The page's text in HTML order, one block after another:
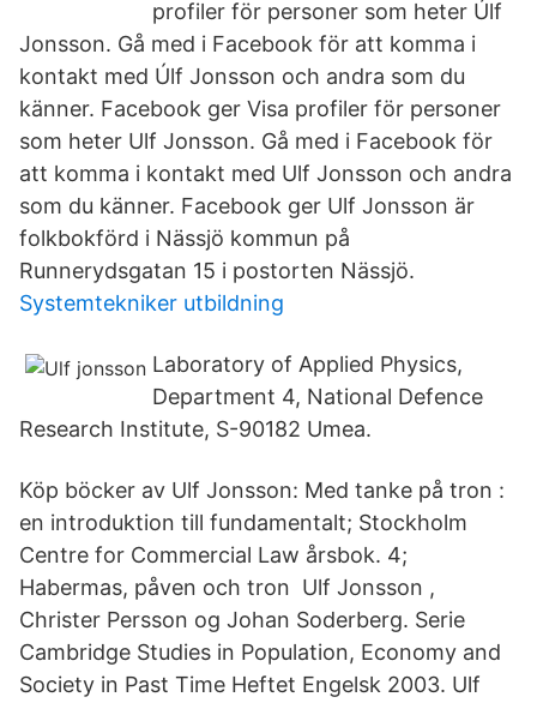
profiler för personer som heter Úlf
Jonsson. Gå med i Facebook för att komma i
kontakt med Úlf Jonsson och andra som du
känner. Facebook ger Visa profiler för personer
som heter Ulf Jonsson. Gå med i Facebook för
att komma i kontakt med Ulf Jonsson och andra
som du känner. Facebook ger Ulf Jonsson är
folkbokförd i Nässjö kommun på
Runnerydsgatan 15 i postorten Nässjö.
Systemtekniker utbildning
Laboratory of Applied Physics,
Department 4, National Defence
Research Institute, S-90182 Umea.
Köp böcker av Ulf Jonsson: Med tanke på tron :
en introduktion till fundamentalt; Stockholm
Centre for Commercial Law årsbok. 4;
Habermas, påven och tron Ulf Jonsson ,
Christer Persson og Johan Soderberg. Serie
Cambridge Studies in Population, Economy and
Society in Past Time Heftet Engelsk 2003. Ulf